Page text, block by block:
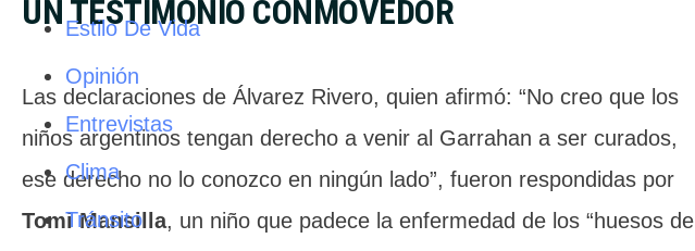
Estilo De Vida
Opinión
Entrevistas
Clima
Tránsito
UN TESTIMONIO CONMOVEDOR
Las declaraciones de Álvarez Rivero, quien afirmó: “No creo que los
niños argentinos tengan derecho a venir al Garrahan a ser curados,
ese derecho no lo conozco en ningún lado”, fueron respondidas por
Tomi Mansilla, un niño que padece la enfermedad de los “huesos de